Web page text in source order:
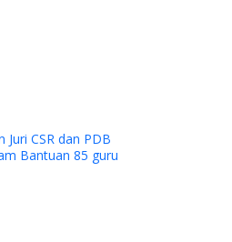
Juri CSR dan PDB
Bantuan 85 guru